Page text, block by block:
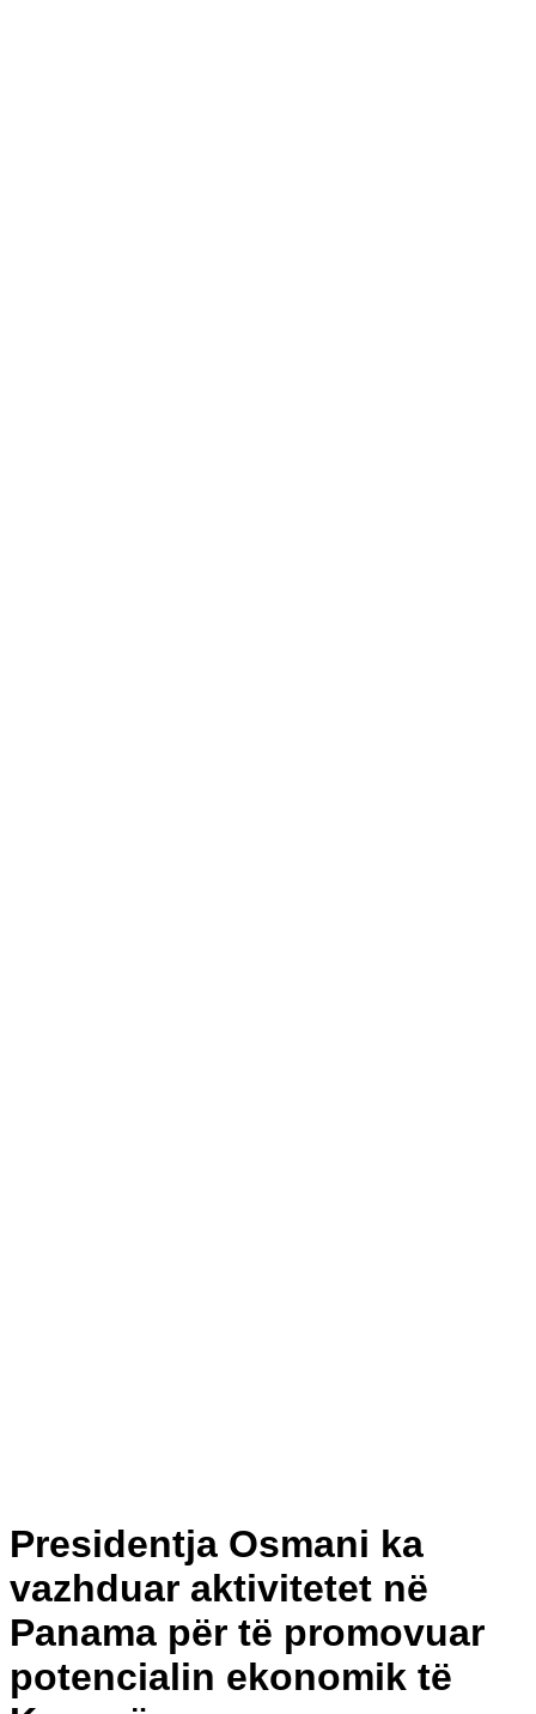
Presidentja Osmani ka
vazhduar aktivitetet në
Panama për të promovuar
potencialin ekonomik të